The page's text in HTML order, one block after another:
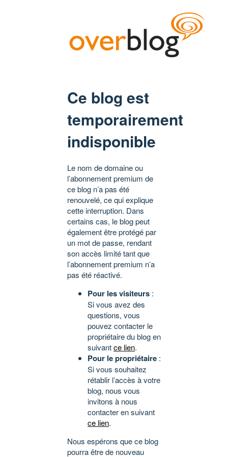
Ce blog est
temporairement
indisponible
Le nom de domaine ou
l’abonnement premium de
ce blog n’a pas été
renouvelé, ce qui explique
cette interruption. Dans
certains cas, le blog peut
également être protégé par
un mot de passe, rendant
son accès limité tant que
l’abonnement premium n’a
pas été réactivé.
Pour les visiteurs :
Si vous avez des
questions, vous
pouvez contacter le
propriétaire du blog en
suivantce lien.
Pour le propriétaire :
Si vous souhaitez
rétablir l’accès à votre
blog, nous vous
invitons à nous
contacter en suivant
ce lien.
Nous espérons que ce blog
pourra être de nouveau